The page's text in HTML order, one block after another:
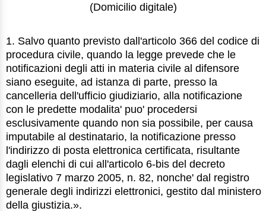
(Domicilio digitale)
1. Salvo quanto previsto dall'articolo 366 del codice di
procedura civile, quando la legge prevede che le
notificazioni degli atti in materia civile al difensore
siano eseguite, ad istanza di parte, presso la
cancelleria dell'ufficio giudiziario, alla notificazione
con le predette modalita' puo' procedersi
esclusivamente quando non sia possibile, per causa
imputabile al destinatario, la notificazione presso
l'indirizzo di posta elettronica certificata, risultante
dagli elenchi di cui all'articolo 6-bis del decreto
legislativo 7 marzo 2005, n. 82, nonche' dal registro
generale degli indirizzi elettronici, gestito dal ministero
della giustizia.».